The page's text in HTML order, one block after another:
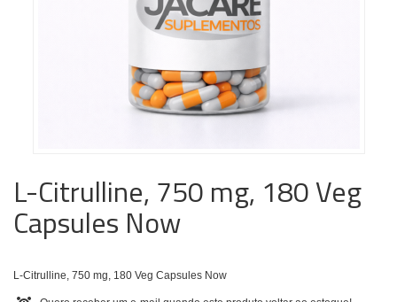
L-Citrulline, 750 mg, 180 Veg
Capsules Now
L-Citrulline, 750 mg, 180 Veg Capsules Now